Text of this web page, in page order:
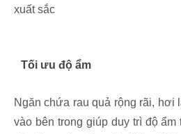
Tối ưu độ ẩm
Ngăn chứa rau quả rộng rãi, hơi
vào bên trong giúp duy trì độ